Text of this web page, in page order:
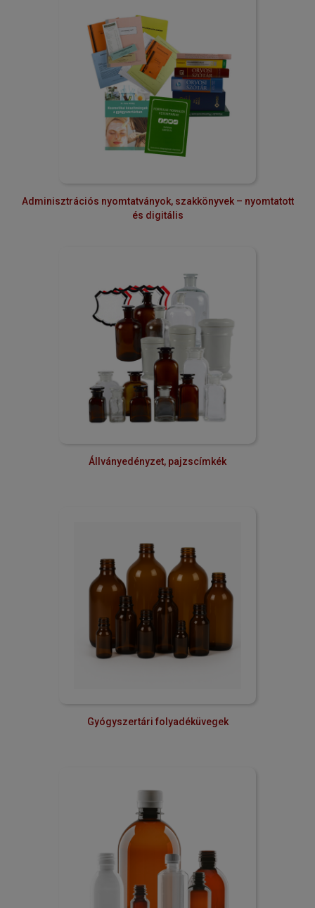
Adminisztrációs nyomtatványok, szakkönyvek – nyomtatott
és digitális
Állványedényzet, pajzscímkék
Gyógyszertári folyadéküvegek